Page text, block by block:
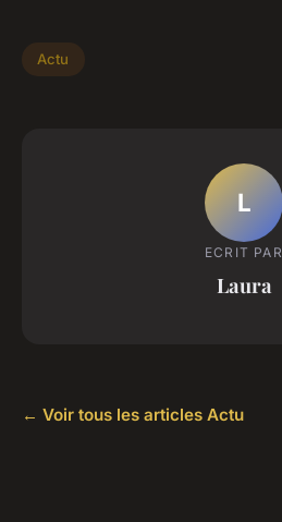
Actu
L
ECRIT PAR
Laura
← Voir tous les articles Actu